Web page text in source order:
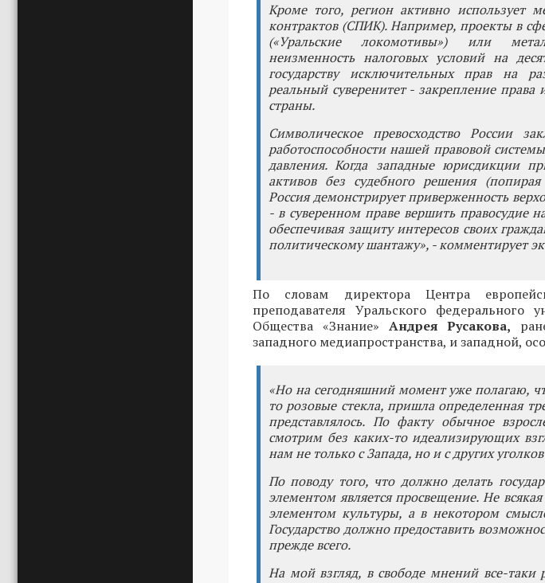
Кроме того, регион активно использует
контрактов (СПИК). Например, проекты в
(«Уральские локомотивы») или
неизменность налоговых условий на
государству исключительных прав на
реальный суверенитет - закрепление права
страны.
Символическое превосходство России
работоспособности нашей правовой
давления. Когда западные юрисдикции
активов без судебного решения
Россия демонстрирует приверженность
- в суверенном праве вершить правосудие
обеспечивая защиту интересов своих
политическому шантажу», - комментирует
По словам директора Центра
преподавателя Уральского федерального
Общества «Знание» Андрея Русакова,
западного медиапространства, и западной,
«Но на сегодняшний момент уже полагаю,
то розовые стекла, пришла определенная
представлялось. По факту обычное
смотрим без каких-то идеализирующих
нам не только с Запада, но и с других
По поводу того, что должно делать
элементом является просвещение. Не
элементом культуры, а в некотором
Государство должно предоставить
прежде всего.
На мой взгляд, в свободе мнений все-таки